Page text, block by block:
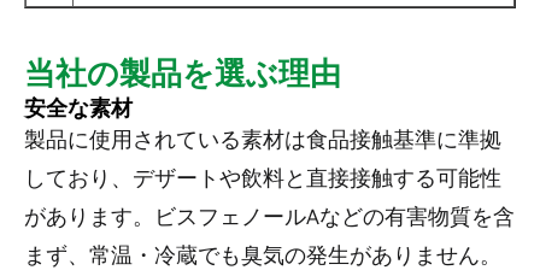
当社の製品を選ぶ理由
安全な素材
製品に使用されている素材は食品接触基準に準拠
しており、デザートや飲料と直接接触する可能性
があります。ビスフェノールAなどの有害物質を含
まず、常温・冷蔵でも臭気の発生がありません。